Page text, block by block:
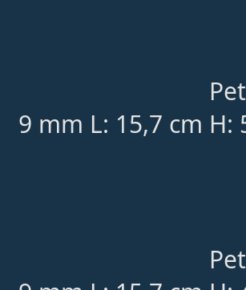
9 mm L: 15,7 cm